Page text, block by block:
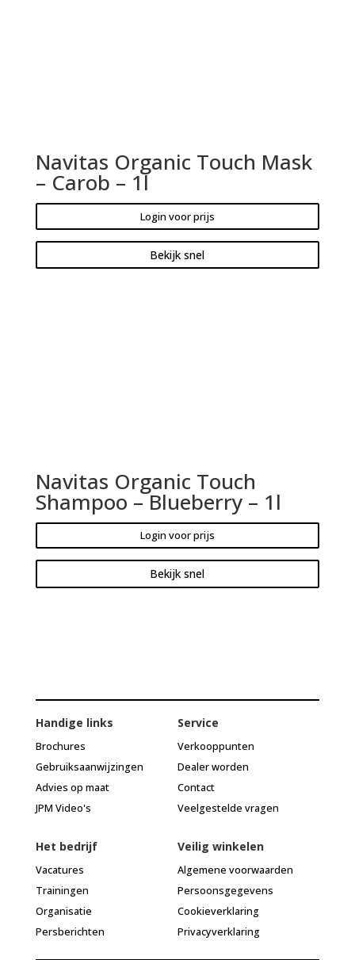
Navitas Organic Touch Mask
– Carob – 1l
Login voor prijs
Bekijk snel
Navitas Organic Touch
Shampoo – Blueberry – 1l
Login voor prijs
Bekijk snel
Handige links
Brochures
Gebruiksaanwijzingen
Advies op maat
JPM Video's
Service
Verkooppunten
Dealer worden
Contact
Veelgestelde vragen
Het bedrijf
Vacatures
Trainingen
Organisatie
Persberichten
Veilig winkelen
Algemene voorwaarden
Persoonsgegevens
Cookieverklaring
Privacyverklaring